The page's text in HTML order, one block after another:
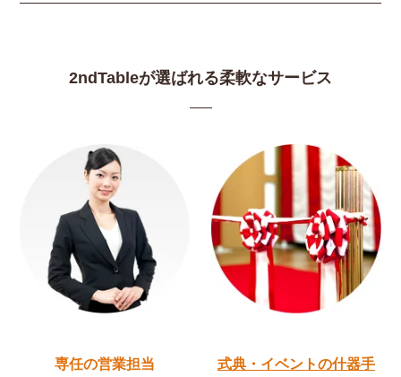
2ndTableが選ばれる柔軟なサービス
専任の営業担当 式典・イベントの什器手